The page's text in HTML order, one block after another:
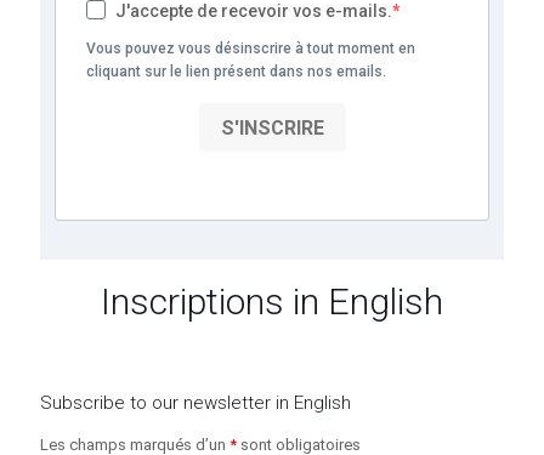
J'accepte de recevoir vos e-mails.
Vous pouvez vous désinscrire à tout moment en
cliquant sur le lien présent dans nos emails.
S'INSCRIRE
Inscriptions in English
Subscribe to our newsletter in English
Les champs marqués d’un * sont obligatoires